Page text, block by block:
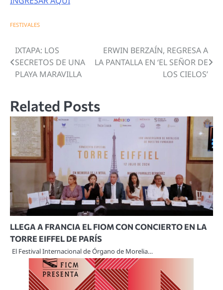
FESTIVALES
Navegación
de
IXTAPA: LOS
SECRETOS DE UNA
PLAYA MARAVILLA
ERWIN BERZAÍN, REGRESA A
LA PANTALLA EN ‘EL SEÑOR DE
LOS CIELOS’
Related Posts
LLEGA A FRANCIA EL FIOM CON CONCIERTO EN LA
TORRE EIFFEL DE PARÍS
El Festival Internacional de Órgano de Morelia…